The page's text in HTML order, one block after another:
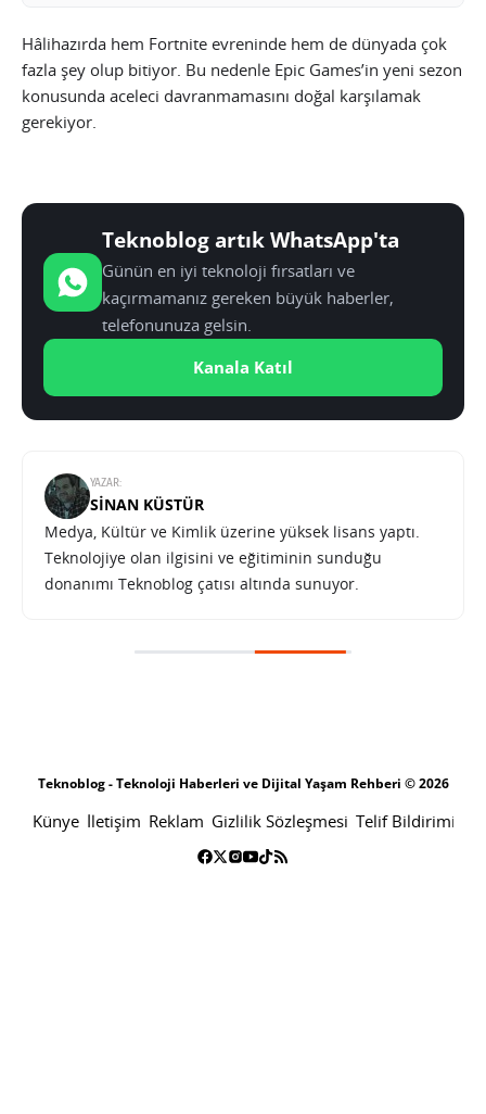
Hâlihazırda hem Fortnite evreninde hem de dünyada çok
fazla şey olup bitiyor. Bu nedenle Epic Games’in yeni sezon
konusunda aceleci davranmamasını doğal karşılamak
gerekiyor.
Teknoblog artık WhatsApp'ta
Günün en iyi teknoloji fırsatları ve
kaçırmamanız gereken büyük haberler,
telefonunuza gelsin.
Kanala Katıl
YAZAR:
SINAN KÜSTÜR
Medya, Kültür ve Kimlik üzerine yüksek lisans yaptı.
Teknolojiye olan ilgisini ve eğitiminin sunduğu
donanımı Teknoblog çatısı altında sunuyor.
yıkama anımsatıcısı
SABRI KÜSTÜR
15 NISAN 2020 08:19